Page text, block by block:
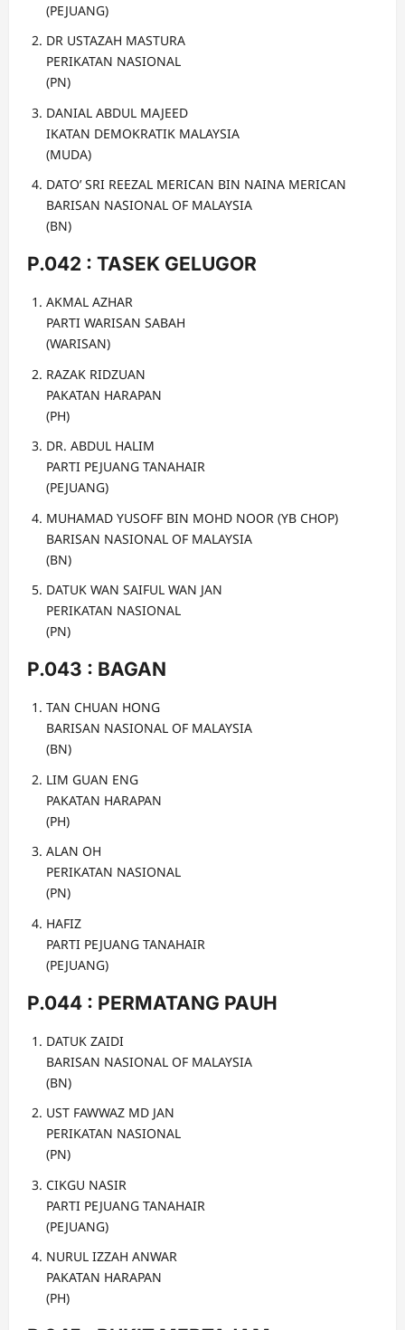
(PEJUANG)
DR USTAZAH MASTURA
PERIKATAN NASIONAL
(PN)
DANIAL ABDUL MAJEED
IKATAN DEMOKRATIK MALAYSIA
(MUDA)
DATO’ SRI REEZAL MERICAN BIN NAINA MERICAN
BARISAN NASIONAL OF MALAYSIA
(BN)
P.042 : TASEK GELUGOR
AKMAL AZHAR
PARTI WARISAN SABAH
(WARISAN)
RAZAK RIDZUAN
PAKATAN HARAPAN
(PH)
DR. ABDUL HALIM
PARTI PEJUANG TANAHAIR
(PEJUANG)
MUHAMAD YUSOFF BIN MOHD NOOR (YB CHOP)
BARISAN NASIONAL OF MALAYSIA
(BN)
DATUK WAN SAIFUL WAN JAN
PERIKATAN NASIONAL
(PN)
P.043 : BAGAN
TAN CHUAN HONG
BARISAN NASIONAL OF MALAYSIA
(BN)
LIM GUAN ENG
PAKATAN HARAPAN
(PH)
ALAN OH
PERIKATAN NASIONAL
(PN)
HAFIZ
PARTI PEJUANG TANAHAIR
(PEJUANG)
P.044 : PERMATANG PAUH
DATUK ZAIDI
BARISAN NASIONAL OF MALAYSIA
(BN)
UST FAWWAZ MD JAN
PERIKATAN NASIONAL
(PN)
CIKGU NASIR
PARTI PEJUANG TANAHAIR
(PEJUANG)
NURUL IZZAH ANWAR
PAKATAN HARAPAN
(PH)